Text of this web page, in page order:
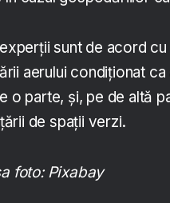
sunt de acord
aerului condiționat
o parte, și, pe de altă
de spații verzi.
foto: Pixabay